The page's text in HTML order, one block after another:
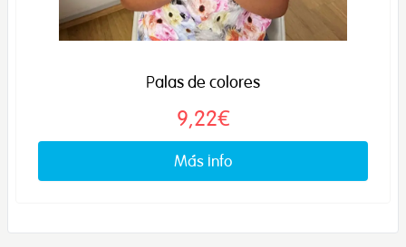
Palas de colores
9,22€
Más info